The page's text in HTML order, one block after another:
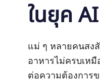
ในยุค AI
แม่ ๆ หลายคนสง
อาหารไม่ครบเห
ต่อความต้องการ